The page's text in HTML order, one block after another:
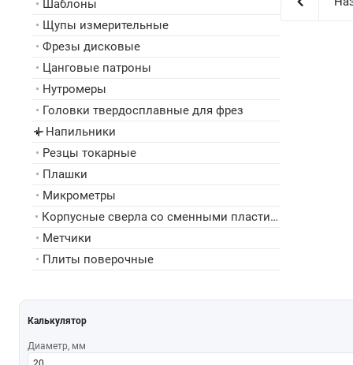
• Шаблоны
• Щупы измерительные
• Фрезы дисковые
• Цанговые патроны
• Нутромеры
• Головки твердосплавные для фрез
▸ Напильники
• Резцы токарные
• Плашки
• Микрометры
•
Корпусные сверла со сменными пластинами
• Метчики
• Плиты поверочные
Калькулятор
Диаметр, мм